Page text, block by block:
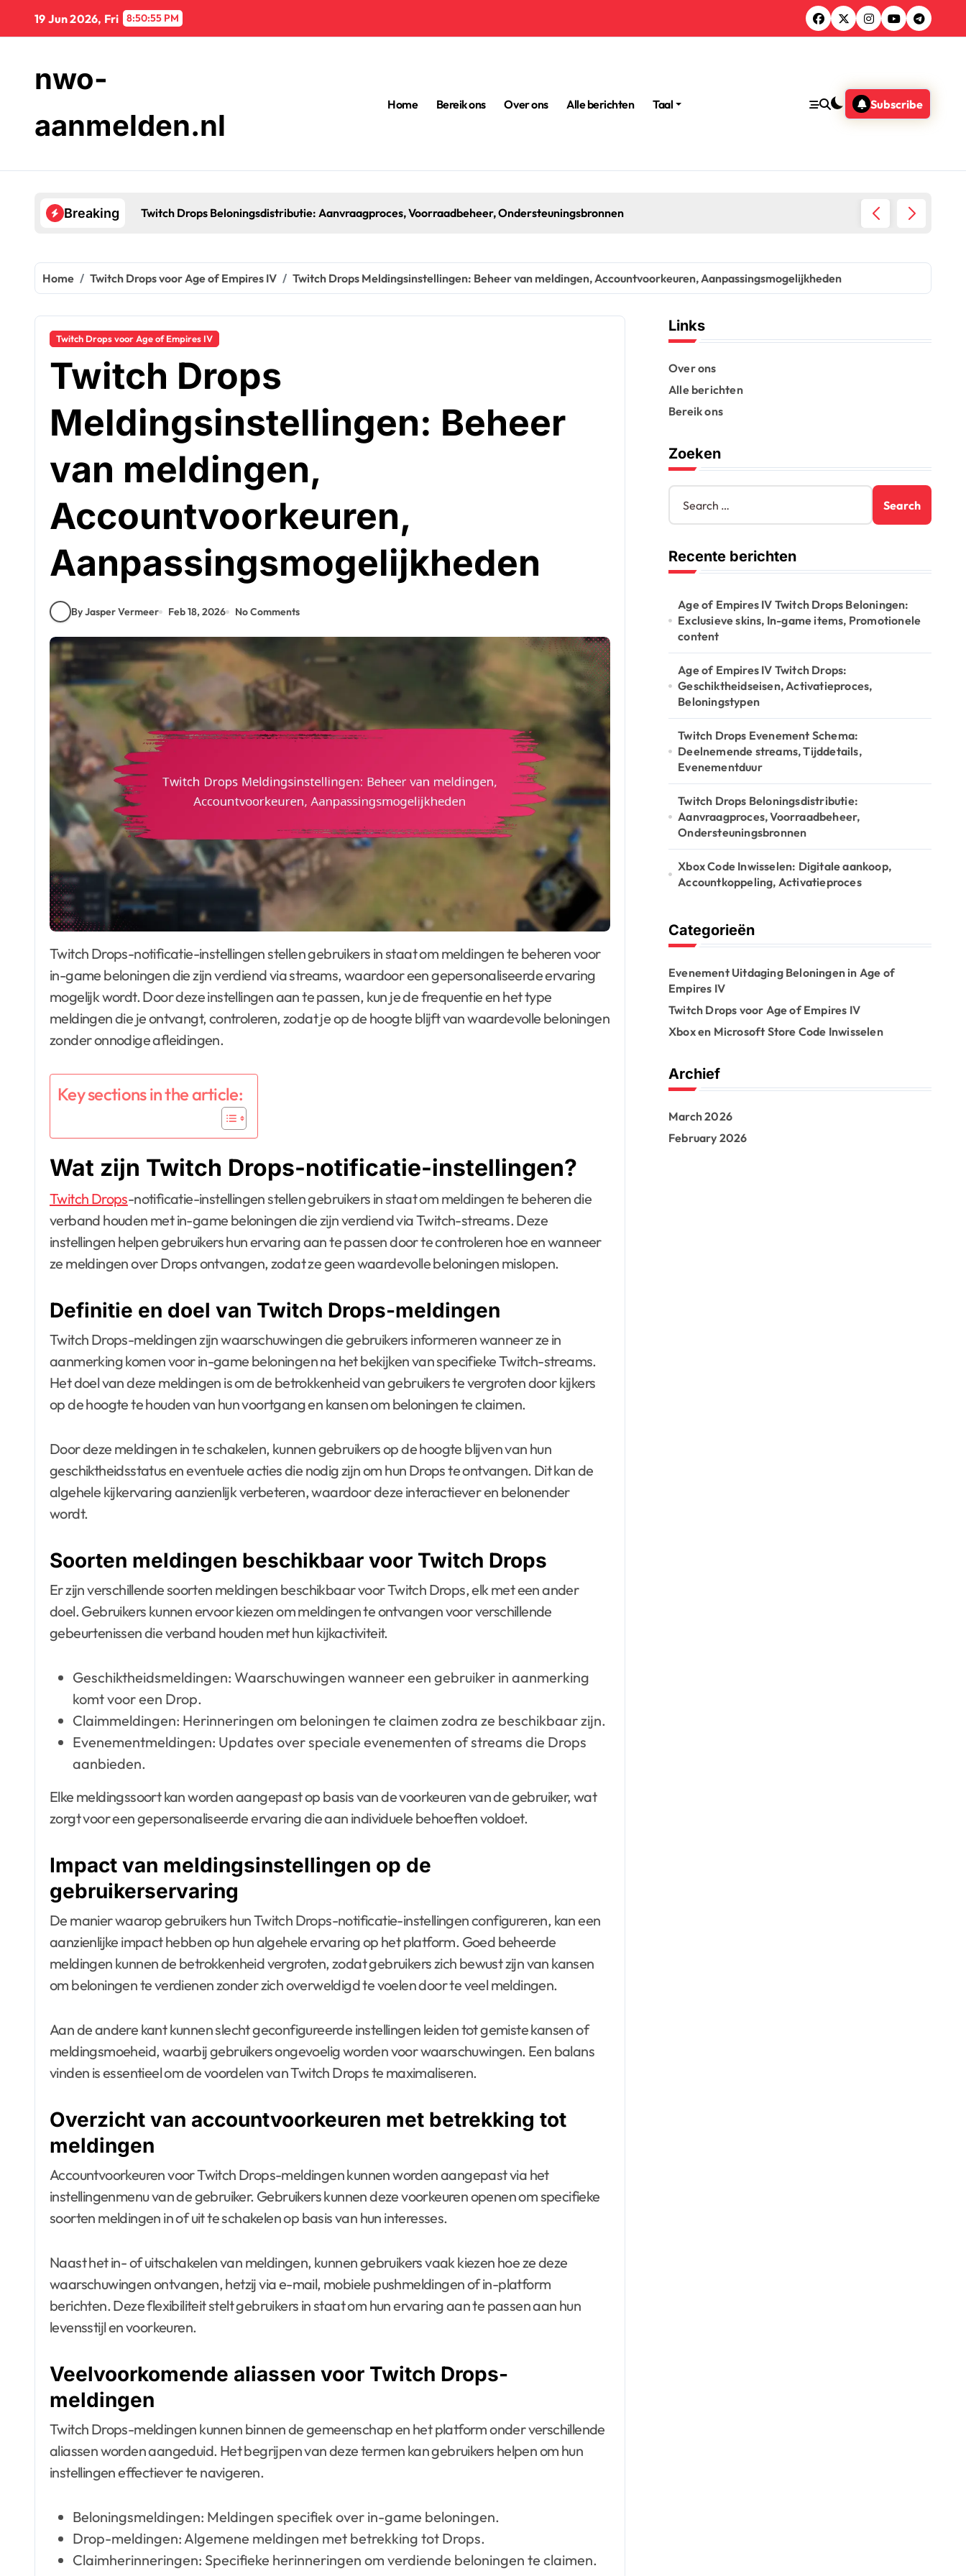
content
19 Jun 2026, Fri 8:50:56 PM
nwo-
aanmelden.nl
Home Bereik ons Over ons Alle berichten Taal Subscribe
Breaking Xbox Code Inwisselen: Digitale aankoop, Accountkoppeling, Activatieproces
Home Twitch Drops voor Age of Empires IV Twitch Drops Meldingsinstellingen: Beheer van meldingen, Accountvoorkeuren, Aanpassingsmogelijkheden
Twitch Drops voor Age of Empires IV
Twitch Drops
Meldingsinstellingen: Beheer
van meldingen,
Accountvoorkeuren,
Aanpassingsmogelijkheden
By Jasper Vermeer Feb 18, 2026 No Comments
Twitch Drops-notificatie-instellingen stellen gebruikers in staat om meldingen te beheren voor
in-game beloningen die zijn verdiend via streams, waardoor een gepersonaliseerde ervaring
mogelijk wordt. Door deze instellingen aan te passen, kun je de frequentie en het type
meldingen die je ontvangt, controleren, zodat je op de hoogte blijft van waardevolle beloningen
zonder onnodige afleidingen.
Key sections in the article:
Wat zijn Twitch Drops-notificatie-instellingen?
Twitch Drops-notificatie-instellingen stellen gebruikers in staat om meldingen te beheren die
verband houden met in-game beloningen die zijn verdiend via Twitch-streams. Deze
instellingen helpen gebruikers hun ervaring aan te passen door te controleren hoe en wanneer
ze meldingen over Drops ontvangen, zodat ze geen waardevolle beloningen mislopen.
Definitie en doel van Twitch Drops-meldingen
Twitch Drops-meldingen zijn waarschuwingen die gebruikers informeren wanneer ze in
aanmerking komen voor in-game beloningen na het bekijken van specifieke Twitch-streams.
Het doel van deze meldingen is om de betrokkenheid van gebruikers te vergroten door kijkers
op de hoogte te houden van hun voortgang en kansen om beloningen te claimen.
Door deze meldingen in te schakelen, kunnen gebruikers op de hoogte blijven van hun
geschiktheidsstatus en eventuele acties die nodig zijn om hun Drops te ontvangen. Dit kan de
algehele kijkervaring aanzienlijk verbeteren, waardoor deze interactiever en belonender
wordt.
Soorten meldingen beschikbaar voor Twitch Drops
Er zijn verschillende soorten meldingen beschikbaar voor Twitch Drops, elk met een ander
doel. Gebruikers kunnen ervoor kiezen om meldingen te ontvangen voor verschillende
gebeurtenissen die verband houden met hun kijkactiviteit.
Geschiktheidsmeldingen: Waarschuwingen wanneer een gebruiker in aanmerking
komt voor een Drop.
Claimmeldingen: Herinneringen om beloningen te claimen zodra ze beschikbaar zijn.
Evenementmeldingen: Updates over speciale evenementen of streams die Drops
aanbieden.
Elke meldingssoort kan worden aangepast op basis van de voorkeuren van de gebruiker, wat
zorgt voor een gepersonaliseerde ervaring die aan individuele behoeften voldoet.
Impact van meldingsinstellingen op de
gebruikerservaring
De manier waarop gebruikers hun Twitch Drops-notificatie-instellingen configureren, kan een
aanzienlijke impact hebben op hun algehele ervaring op het platform. Goed beheerde
meldingen kunnen de betrokkenheid vergroten, zodat gebruikers zich bewust zijn van kansen
om beloningen te verdienen zonder zich overweldigd te voelen door te veel meldingen.
Aan de andere kant kunnen slecht geconfigureerde instellingen leiden tot gemiste kansen of
meldingsmoeheid, waarbij gebruikers ongevoelig worden voor waarschuwingen. Een balans
vinden is essentieel om de voordelen van Twitch Drops te maximaliseren.
Overzicht van accountvoorkeuren met betrekking tot
meldingen
Accountvoorkeuren voor Twitch Drops-meldingen kunnen worden aangepast via het
instellingenmenu van de gebruiker. Gebruikers kunnen deze voorkeuren openen om specifieke
soorten meldingen in of uit te schakelen op basis van hun interesses.
Naast het in- of uitschakelen van meldingen, kunnen gebruikers vaak kiezen hoe ze deze
waarschuwingen ontvangen, hetzij via e-mail, mobiele pushmeldingen of in-platform
berichten. Deze flexibiliteit stelt gebruikers in staat om hun ervaring aan te passen aan hun
levensstijl en voorkeuren.
Veelvoorkomende aliassen voor Twitch Drops-
meldingen
Twitch Drops-meldingen kunnen binnen de gemeenschap en het platform onder verschillende
aliassen worden aangeduid. Het begrijpen van deze termen kan gebruikers helpen om hun
instellingen effectiever te navigeren.
Beloningsmeldingen: Meldingen specifiek over in-game beloningen.
Drop-meldingen: Algemene meldingen met betrekking tot Drops.
Claimherinneringen: Specifieke herinneringen om verdiende beloningen te claimen.
Links
Over ons
Alle berichten
Bereik ons
Zoeken
S
a
c
h
r
Recente berichten
Age of Empires IV Twitch Drops Beloningen:
Exclusieve skins, In-game items, Promotionele
content
Age of Empires IV Twitch Drops:
Geschiktheidseisen, Activatieproces,
Beloningstypen
Twitch Drops Evenement Schema:
Deelnemende streams, Tijddetails,
Evenementduur
Twitch Drops Beloningsdistributie:
Aanvraagproces, Voorraadbeheer,
Ondersteuningsbronnen
Xbox Code Inwisselen: Digitale aankoop,
Accountkoppeling, Activatieproces
Categorieën
Evenement Uitdaging Beloningen in Age of
Empires IV
Twitch Drops voor Age of Empires IV
Xbox en Microsoft Store Code Inwisselen
Archief
March 2026
February 2026